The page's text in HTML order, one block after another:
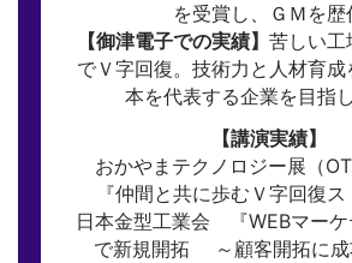
を受賞し、ＧＭを歴
【御津電子での実績】 苦しい工
でＶ字回復。技術力と人材育成
本を代表する企業を目指
【講演実績】
おかやまテクノロジー展（
『仲間と共に歩むＶ字回復ス
日本金型工業会 『WEBマーケ
で新規開拓 ～顧客開拓に成